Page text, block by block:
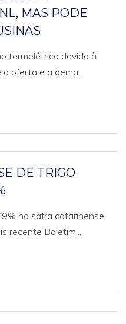
MAS PODE
termelétrico devido à
oferta e a dema...
DE TRIGO
na safra catarinense
recente Boletim...